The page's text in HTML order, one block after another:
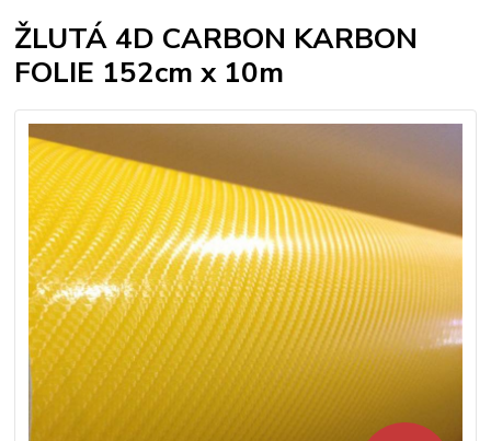
ŽLUTÁ 4D CARBON KARBON
FOLIE 152cm x 10m